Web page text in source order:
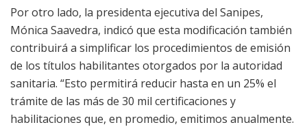
Por otro lado, la presidenta ejecutiva del Sanipes,
Mónica Saavedra, indicó que esta modificación también
contribuirá a simplificar los procedimientos de emisión
de los títulos habilitantes otorgados por la autoridad
sanitaria. “Esto permitirá reducir hasta en un 25% el
trámite de las más de 30 mil certificaciones y
habilitaciones que, en promedio, emitimos anualmente.